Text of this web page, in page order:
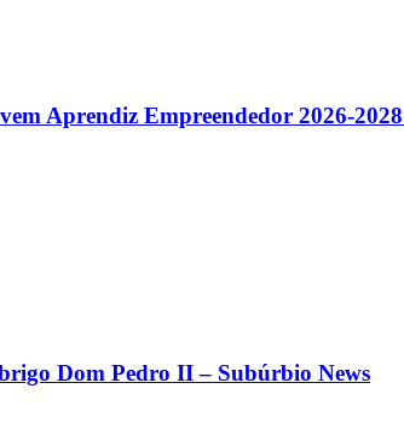
Aprendiz Empreendedor 2026-
Dom Pedro II – Subúrbio News